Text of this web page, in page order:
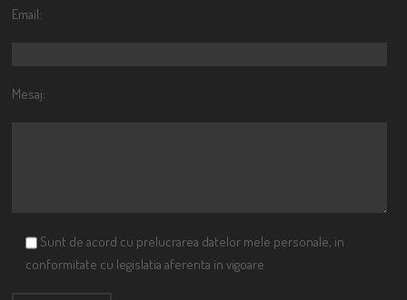
Email:
Mesaj:
Sunt de acord cu prelucrarea datelor mele personale, in
conformitate cu legislatia aferenta in vigoare